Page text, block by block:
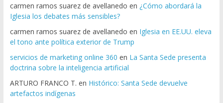
carmen ramos suarez de avellanedo en ¿Cómo abordará la
Iglesia los debates más sensibles?
carmen ramos suarez de avellanedo en Iglesia en EE.UU. eleva
el tono ante política exterior de Trump
servicios de marketing online 360 en La Santa Sede presenta
doctrina sobre la inteligencia artificial
ARTURO FRANCO T. en Histórico: Santa Sede devuelve
artefactos indígenas